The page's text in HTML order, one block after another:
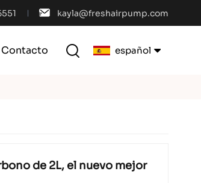
kayla@freshairpump.com
Contacto español
de 2L, el nuevo mejor